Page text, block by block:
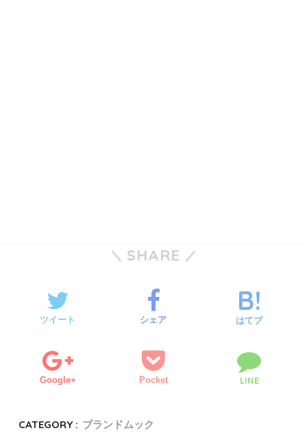
SHARE
ツイート シェア はてブ
Google+ Pocket LINE
CATEGORY : ブランドムック